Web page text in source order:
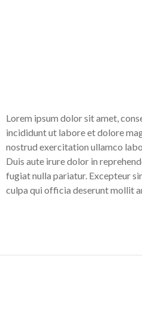
Lorem ipsum dolor sit amet,
incididunt ut labore et dolore
nostrud exercitation ullamco
Duis aute irure dolor in
fugiat nulla pariatur. Excepteur
culpa qui officia deserunt mollit